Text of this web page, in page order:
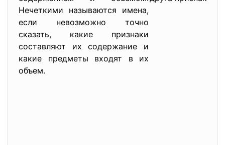
Нечеткими называются имена,
если невозможно точно
сказать, какие признаки
составляют их содержание и
какие предметы входят в их
объем.